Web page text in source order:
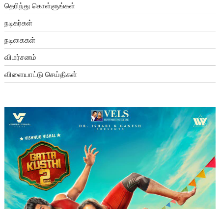
தெரிந்து கொள்ளுங்கள்
நடிகர்கள்
நடிகைகள்
விமர்சனம்
விளையாட்டு செய்திகள்